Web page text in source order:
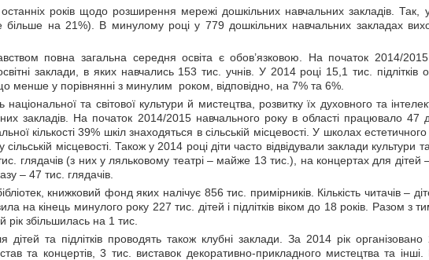
років щодо розширення мережі дошкільних навчальних закладів. Так,
більше на 21%). В минулому році у 779 дошкільних навчальних закладах
повна загальна середня освіта є обов’язковою. На початок 2014/
заклади, в яких навчались 153 тис. учнів. У 2014 році 15,1 тис.
менше у порівнянні з минулим роком, відповідно, на 7% та 6%.
та світової культури й мистецтва, розвитку їх духовного та
закладів. На початок 2014/2015 навчального року в області працювало
кількості 39% шкіл знаходяться в сільській місцевості. У школах
місцевості. Також у 2014 році діти часто відвідували заклади
глядачів (з них у ляльковому театрі – майже 13 тис.), на концертах для дітей –
– 47 тис. глядачів.
книжковий фонд яких налічує 856 тис. примірників. Кількість читачів –
на кінець минулого року 227 тис. дітей і підлітків віком до 18 років. Разом з
збільшилась на 1 тис.
дітей та підлітків проводять також клубні заклади. За 2014 рік організовано
та концертів, 3 тис. виставок декоративно-прикладного мистецтва та